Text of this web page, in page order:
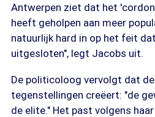
Antwerpen ziet dat het
heeft geholpen aan meer
natuurlijk hard in op het feit
uitgesloten", legt Jacobs uit.
De politicoloog vervolgt dat
tegenstellingen creëert: "de
de elite." Het past volgens